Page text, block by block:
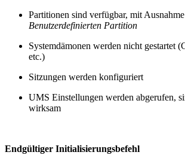
Partitionen sind verfügbar, mit
Benutzerdefinierten Partition
Systemdämonen werden nicht gestartet
etc.)
Sitzungen werden konfiguriert
UMS Einstellungen werden abgerufen,
wirksam
Endgültiger Initialisierungsbefehl